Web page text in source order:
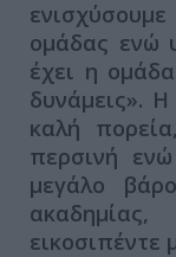
ομάδας ενώ
έχει η
δυνάμεις».
καλή
περσινή
μεγάλο
εικοσιπέντε